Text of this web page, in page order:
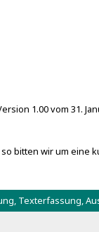
1.00 vom 31.
bitten wir um eine
Texterfassung,